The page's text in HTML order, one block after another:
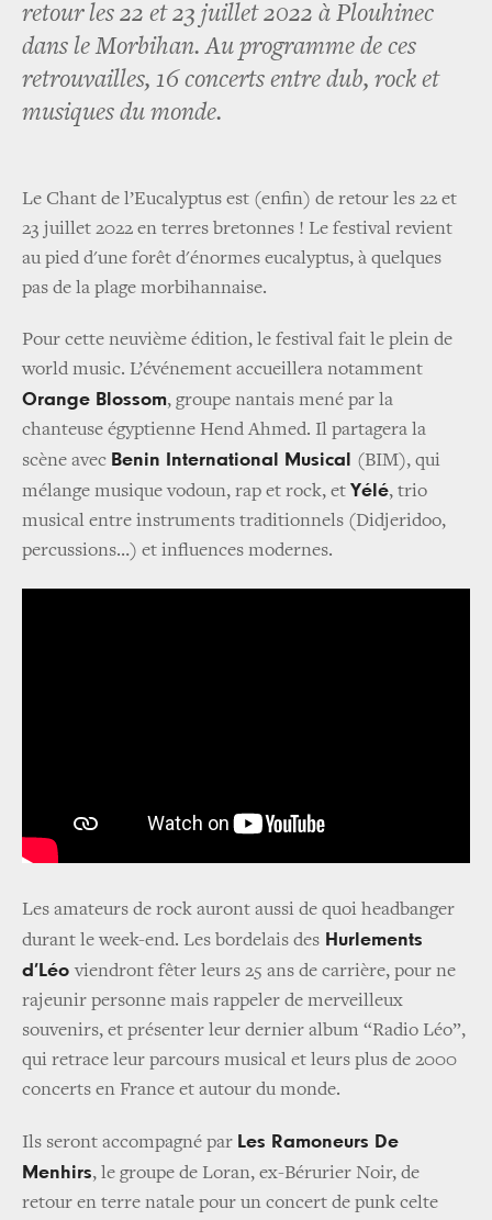
retour les 22 et 23 juillet 2022 à Plouhinec
dans le Morbihan. Au programme de ces
retrouvailles, 16 concerts entre dub, rock et
musiques du monde.
Le Chant de l’Eucalyptus est (enfin) de retour les 22 et
23 juillet 2022 en terres bretonnes ! Le festival revient
au pied d'une forêt d'énormes eucalyptus, à quelques
pas de la plage morbihannaise.
Pour cette neuvième édition, le festival fait le plein de
world music. L’événement accueillera notamment
Orange Blossom, groupe nantais mené par la
chanteuse égyptienne Hend Ahmed. Il partagera la
scène avec Benin International Musical (BIM), qui
mélange musique vodoun, rap et rock, et Yélé, trio
musical entre instruments traditionnels (Didjeridoo,
percussions…) et influences modernes.
Les amateurs de rock auront aussi de quoi headbanger
durant le week-end. Les bordelais des Hurlements
d’Léoviendront fêter leurs 25 ans de carrière, pour ne
rajeunir personne mais rappeler de merveilleux
souvenirs, et présenter leur dernier album “Radio Léo”,
qui retrace leur parcours musical et leurs plus de 2000
concerts en France et autour du monde.
Ils seront accompagné par Les Ramoneurs De
Menhirs, le groupe de Loran, ex-Bérurier Noir, de
retour en terre natale pour un concert de punk celte